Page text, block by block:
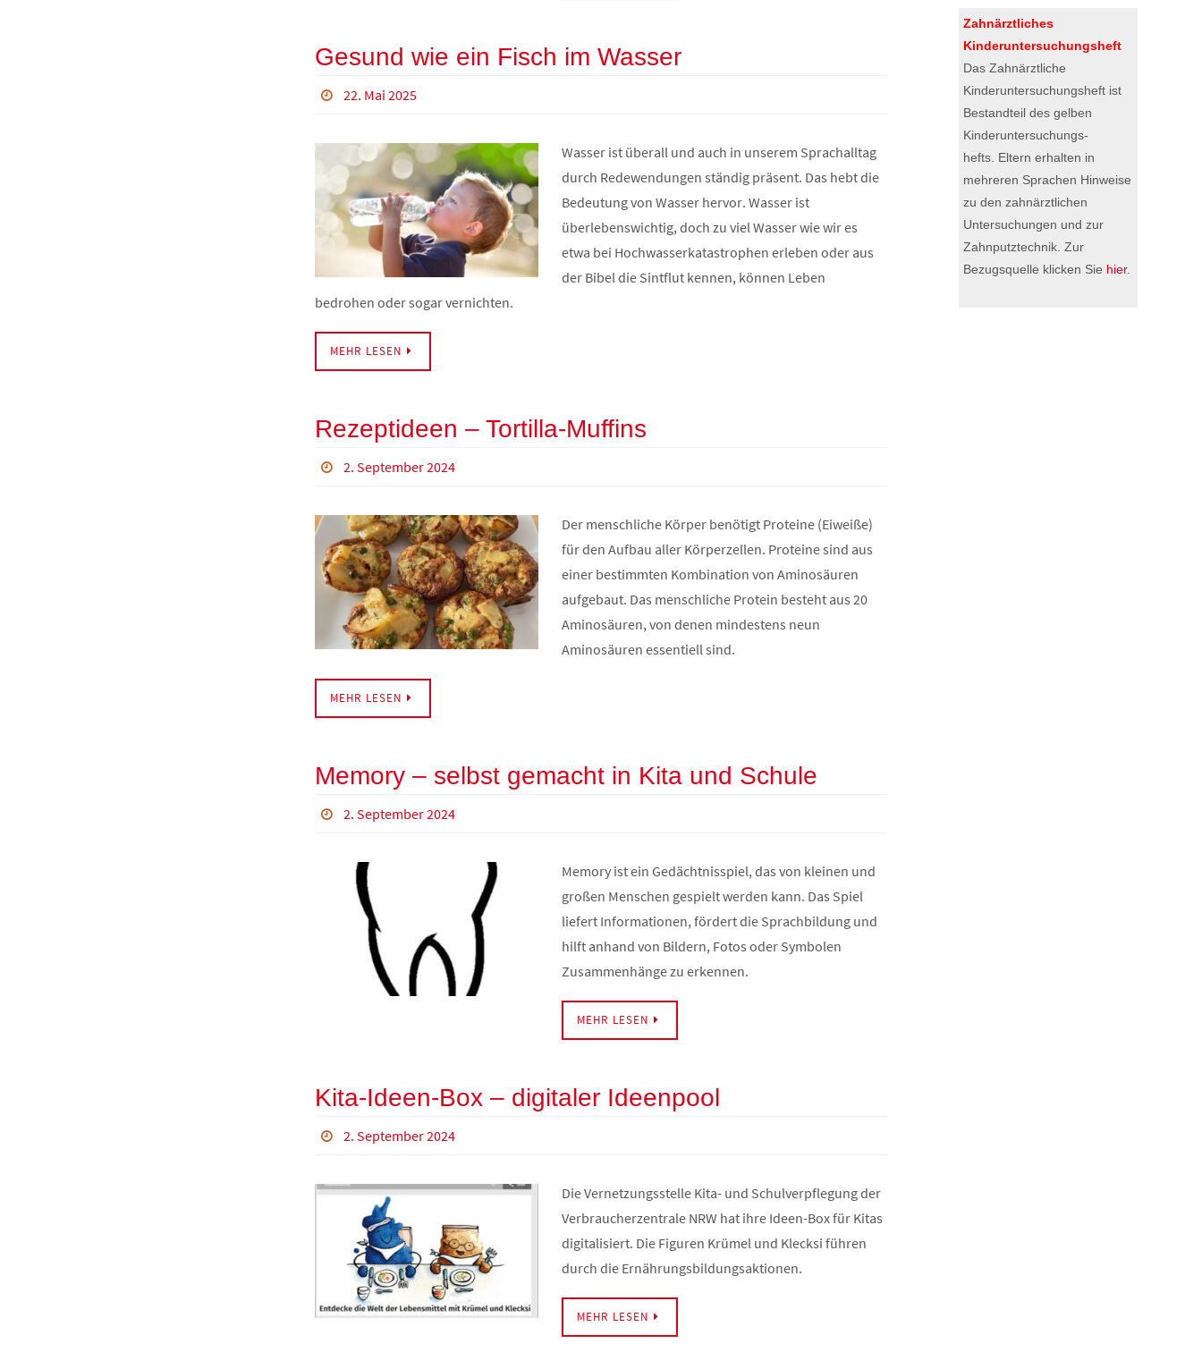
Gesund wie ein Fisch im Wasser
22. Mai 2025
Wasser ist überall und auch in unserem Sprachalltag
durch Redewendungen ständig präsent. Das hebt die
Bedeutung von Wasser hervor. Wasser ist
überlebenswichtig, doch zu viel Wasser wie wir es
etwa bei Hochwasserkatastrophen erleben oder aus
der Bibel die Sintflut kennen, können Leben
bedrohen oder sogar vernichten.
MEHR LESEN
Rezeptideen – Tortilla-Muffins
2. September 2024
Der menschliche Körper benötigt Proteine (Eiweiße)
für den Aufbau aller Körperzellen. Proteine sind aus
einer bestimmten Kombination von Aminosäuren
aufgebaut. Das menschliche Protein besteht aus 20
Aminosäuren, von denen mindestens neun
Aminosäuren essentiell sind.
MEHR LESEN
Memory – selbst gemacht in Kita und Schule
2. September 2024
Memory ist ein Gedächtnisspiel, das von kleinen und
großen Menschen gespielt werden kann. Das Spiel
liefert Informationen, fördert die Sprachbildung und
hilft anhand von Bildern, Fotos oder Symbolen
Zusammenhänge zu erkennen.
MEHR LESEN
Kita-Ideen-Box – digitaler Ideenpool
2. September 2024
Die Vernetzungsstelle Kita- und Schulverpflegung der
Verbraucherzentrale NRW hat ihre Ideen-Box für Kitas
digitalisiert. Die Figuren Krümel und Klecksi führen
durch die Ernährungsbildungsaktionen.
MEHR LESEN
Zahnärztliches
Kinderuntersuchungsheft
Das Zahnärztliche
Kinderuntersuchungsheft ist
Bestandteil des gelben
Kinderuntersuchungs-
hefts. Eltern erhalten in
mehreren Sprachen Hinweise
zu den zahnärztlichen
Untersuchungen und zur
Zahnputztechnik. Zur
Bezugsquelle klicken Sie hier.